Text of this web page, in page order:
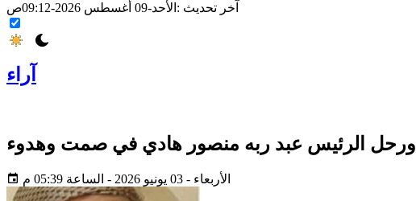
آخر تحديث : الأحد-09 أغسطس 2026-09:12ص
آراء
ورحل الرئيس عبد ربه منصور هادي في صمت وهدوء
الأربعاء - 03 يونيو 2026 - الساعة 05:39 م